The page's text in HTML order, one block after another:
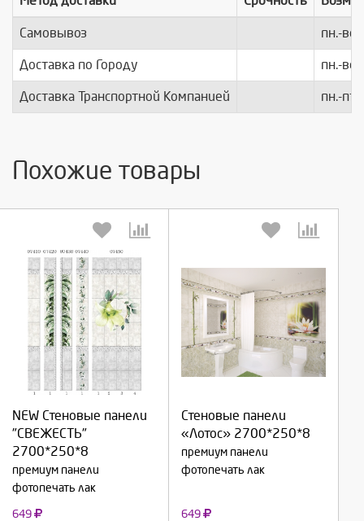
Самовывоз пн.-вс.
Доставка по Городу пн.-вс.
Доставка Транспортной Компанией пн.-пт.
Похожие товары
NEW Стеновые панели
"СВЕЖЕСТЬ"
2700*250*8
премиум панели
фотопечать лак
649
Выберите количество:
Продолжить
Отмена
Стеновые панели
«Лотос» 2700*250*8
премиум панели
фотопечать лак
649
Выберите количество:
Продолжить
Отмена